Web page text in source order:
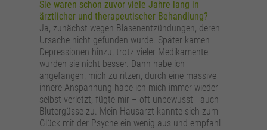
Sie waren schon zuvor viele Jahre lang in
ärztlicher und therapeutischer Behandlung?
Ja, zunächst wegen Blasenentzündungen, deren
Ursache nicht gefunden wurde. Später kamen
Depressionen hinzu, trotz vieler Medikamente
wurden sie nicht besser. Dann habe ich
angefangen, mich zu ritzen, durch eine massive
innere Anspannung habe ich mich immer wieder
selbst verletzt, fügte mir – oft unbewusst - auch
Blutergüsse zu. Mein Hausarzt kannte sich zum
Glück mit der Psyche ein wenig aus und empfahl